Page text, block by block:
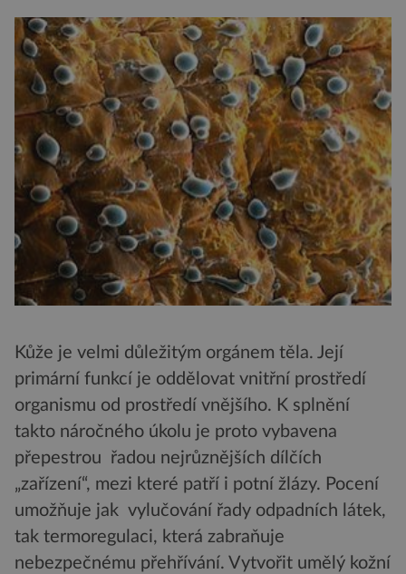
Kůže je velmi důležitým orgánem těla. Její
primární funkcí je oddělovat vnitřní prostředí
organismu od prostředí vnějšího. K splnění
takto náročného úkolu je proto vybavena
přepestrou řadou nejrůznějších dílčích
„zařízení“, mezi které patří i potní žlázy. Pocení
umožňuje jak vylučování řady odpadních látek,
tak termoregulaci, která zabraňuje
nebezpečnému přehřívání. Vytvořit umělý kožní